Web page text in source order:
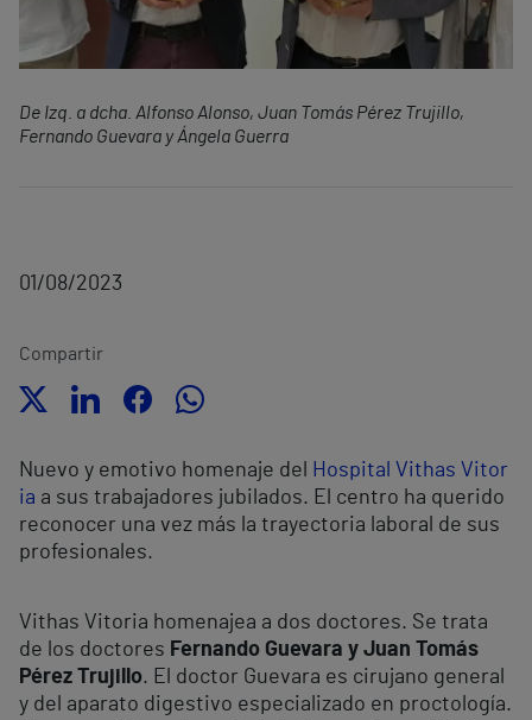
De Izq. a dcha. Alfonso Alonso, Juan Tomás Pérez Trujillo,
Fernando Guevara y Ángela Guerra
01/08/2023
Compartir
Nuevo y emotivo homenaje del
Hospital Vithas Vitor
ia a sus trabajadores jubilados. El centro ha querido
reconocer una vez más la trayectoria laboral de sus
profesionales.
Vithas Vitoria homenajea a dos doctores. Se trata
de los doctores Fernando Guevara y Juan Tomás
Pérez Trujillo. El doctor Guevara es cirujano general
y del aparato digestivo especializado en proctología.